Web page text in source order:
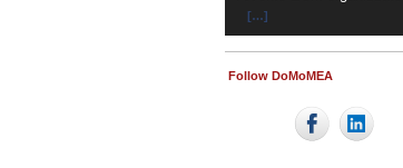
[…]
Follow DoMoMEA